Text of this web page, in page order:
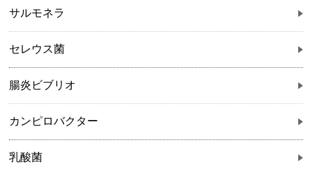
サルモネラ
セレウス菌
腸炎ビブリオ
カンピロバクター
乳酸菌